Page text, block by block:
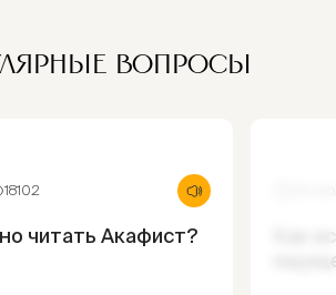
ВОПРОСЫ
18102
читать Акафист?
Как